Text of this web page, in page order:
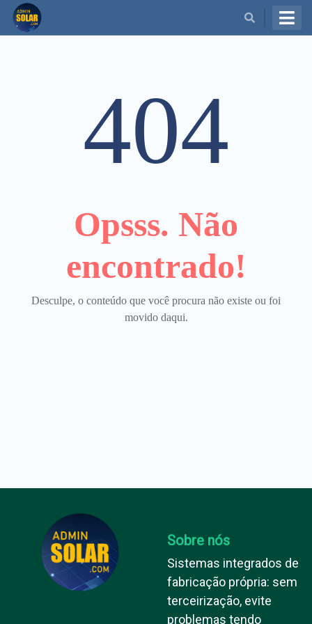
404
Opsss. Não
encontrado!
Desculpe, o conteúdo que você procura não existe ou foi
movido daqui.
Sobre nós
Sistemas integrados de
fabricação própria: sem
terceirização, evite
problemas tendo